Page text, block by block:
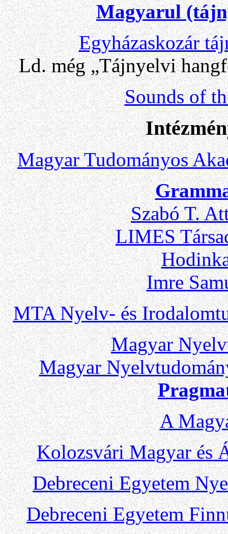
Magyarul
Egyházaskozár
Ld. még „Tájnyelvi
Sounds of
Magyar Tudományos
Szabó T.
LIMES
Imre
MTA Nyelv- és
Magyar
Magyar
A
Kolozsvári Magyar és
Debreceni Egyetem
Debreceni Egyetem